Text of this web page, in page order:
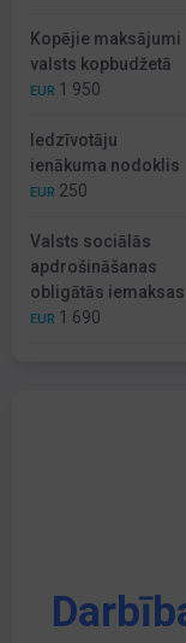
Kopējie maksājumi
valsts kopbudžetā
EUR 1 950
Iedzīvotāju
ienākuma nodoklis
EUR 250
Valsts sociālās
apdrošināšanas
obligātās iemaksas
EUR 1 690